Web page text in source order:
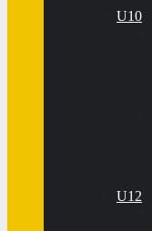
U10
U12